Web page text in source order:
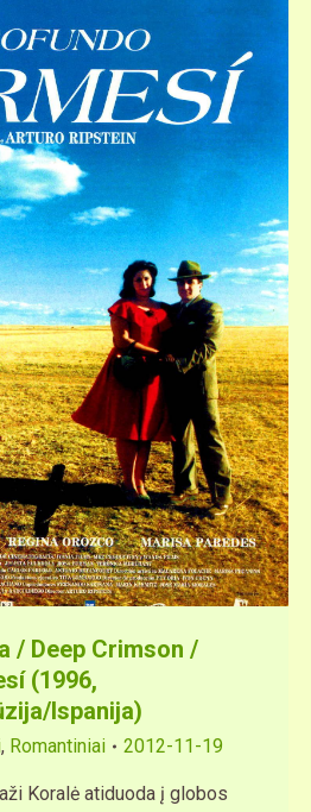
/ Deep Crimson /
(1996,
Ispanija)
, Romantiniai 2012-11-19
Koralė atiduoda į globos